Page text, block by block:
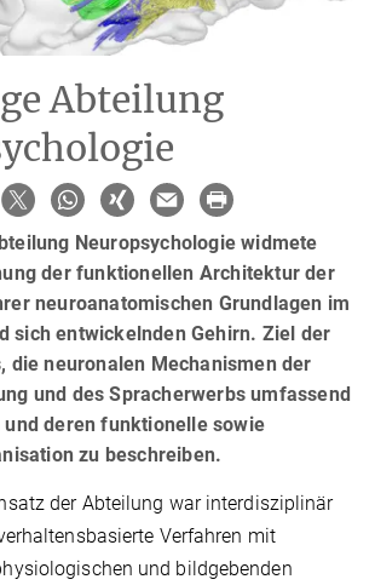
Abteilung
Neuropsychologie widmete
der funktionellen Architektur der
neuroanatomischen Grundlagen im
sich entwickelnden Gehirn. Ziel der
die neuronalen Mechanismen der
und des Spracherwerbs umfassend
deren funktionelle sowie
zu beschreiben.
der Abteilung war interdisziplinär
Verfahren mit
und bildgebenden